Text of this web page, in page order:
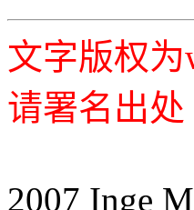
文字版权为
请署名出处
2007 Inge